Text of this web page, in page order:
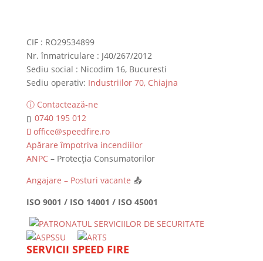
CIF : RO29534899
Nr. înmatriculare : J40/267/2012
Sediu social : Nicodim 16, Bucuresti
Sediu operativ: Industriilor 70, Chiajna
ⓘ Contactează-ne
0740 195 012
office@speedfire.ro
Apărare împotriva incendiilor
ANPC– Protecția Consumatorilor
Angajare – Posturi vacante 📤
ISO 9001 / ISO 14001 / ISO 45001
SERVICII SPEED FIRE